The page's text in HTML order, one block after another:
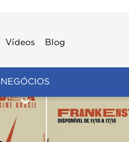
Vídeos Blog
NEGÓCIOS